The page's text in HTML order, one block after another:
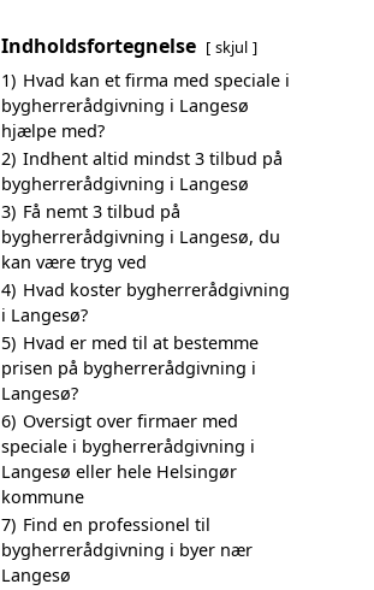
Indholdsfortegnelse skjul
1) Hvad kan et firma med speciale i
bygherrerådgivning i Langesø
hjælpe med?
2) Indhent altid mindst 3 tilbud på
bygherrerådgivning i Langesø
3) Få nemt 3 tilbud på
bygherrerådgivning i Langesø, du
kan være tryg ved
4) Hvad koster bygherrerådgivning
i Langesø?
5) Hvad er med til at bestemme
prisen på bygherrerådgivning i
Langesø?
6) Oversigt over firmaer med
speciale i bygherrerådgivning i
Langesø eller hele Helsingør
kommune
7) Find en professionel til
bygherrerådgivning i byer nær
Langesø